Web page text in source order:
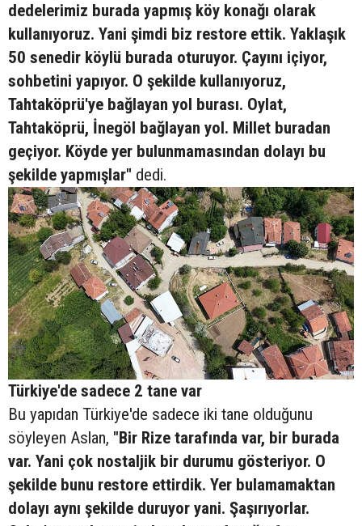
dedelerimiz burada yapmış köy konağı olarak
kullanıyoruz. Yani şimdi biz restore ettik. Yaklaşık
50 senedir köylü burada oturuyor. Çayını içiyor,
sohbetini yapıyor. O şekilde kullanıyoruz,
Tahtaköprü'ye bağlayan yol burası. Oylat,
Tahtaköprü, İnegöl bağlayan yol. Millet buradan
geçiyor. Köyde yer bulunmamasından dolayı bu
şekilde yapmışlar" dedi.
Türkiye'de sadece 2 tane var
Bu yapıdan Türkiye'de sadece iki tane olduğunu
söyleyen Aslan, "Bir Rize tarafında var, bir burada
var. Yani çok nostaljik bir durumu gösteriyor. O
şekilde bunu restore ettirdik. Yer bulamamaktan
dolayı aynı şekilde duruyor yani. Şaşırıyorlar.